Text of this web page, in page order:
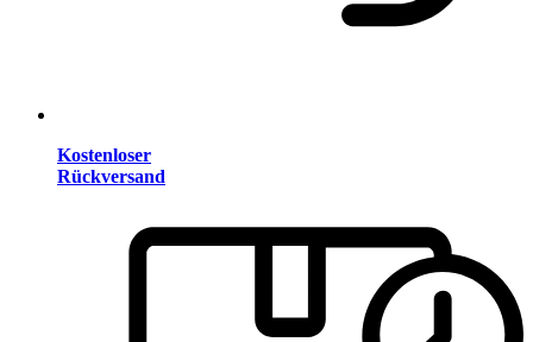
Kostenloser
Rückversand